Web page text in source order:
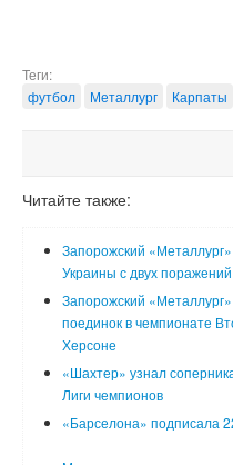
Теги:
футбол
Металлург Карпаты
Читайте также:
Запорожский
Украины с двух поражений
Запорожский
поединок в чемпионате
Херсоне
«Шахтер» узнал
Лиги чемпионов
«Барселона» подписала